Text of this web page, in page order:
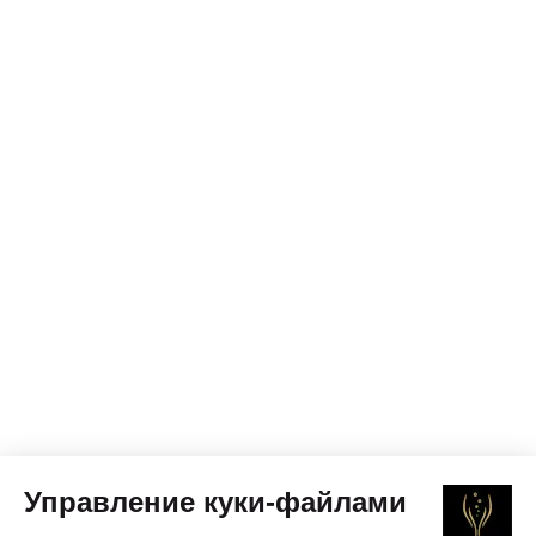
Управление куки-файлами